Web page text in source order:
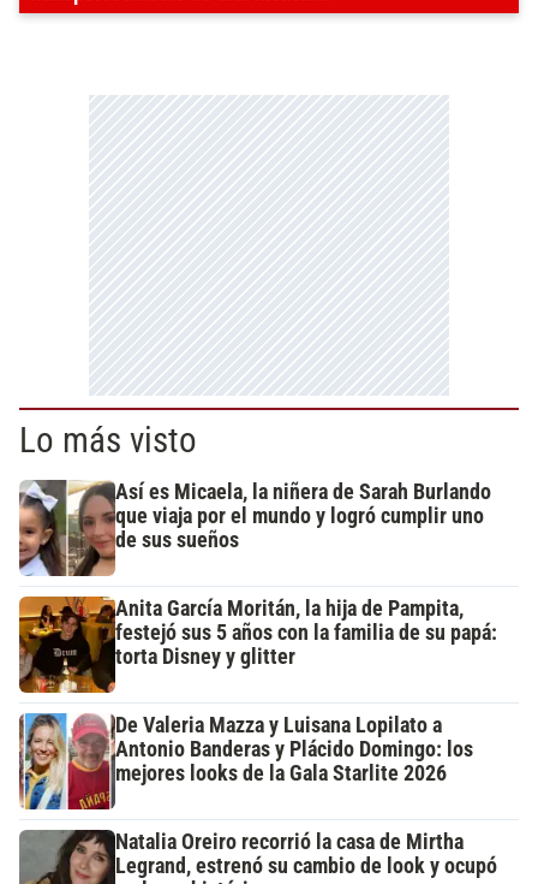
Lo más visto
Así es Micaela, la niñera de Sarah Burlando
que viaja por el mundo y logró cumplir uno
de sus sueños
Anita García Moritán, la hija de Pampita,
festejó sus 5 años con la familia de su papá:
torta Disney y glitter
De Valeria Mazza y Luisana Lopilato a
Antonio Banderas y Plácido Domingo: los
mejores looks de la Gala Starlite 2026
Natalia Oreiro recorrió la casa de Mirtha
Legrand, estrenó su cambio de look y ocupó